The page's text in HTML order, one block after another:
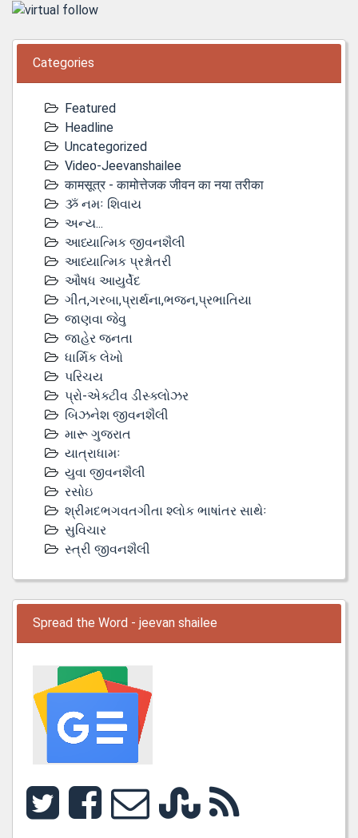
Categories
Featured
Headline
Uncategorized
Video-Jeevanshailee
कामसूत्र - कामोत्तेजक जीवन का नया तरीका
ૐ નમઃ શિવાય
અન્ય...
આધ્યાત્મિક જીવનશૈલી
આધ્યાત્મિક પ્રશ્નોતરી
ઔષધ આયુર્વેદ
ગીત,ગરબા,પ્રાર્થના,ભજન,પ્રભાતિયા
જાણવા જેવુ
જાહેર જનતા
ધાર્મિક લેખો
પરિચય
પ્રો-એક્ટીવ ડીસ્‍ક્લોઝર
બિઝનેશ જીવનશૈલી
મારૂ ગુજરાત
યાત્રાધામઃ
યુવા જીવનશૈલી
રસોઇ
શ્રીમદભગવતગીતા શ્લોક ભાષાંતર સાથેઃ
સુવિચાર
સ્ત્રી જીવનશૈલી
Spread the Word - jeevan shailee